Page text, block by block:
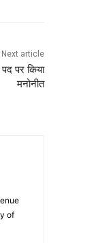
Next article
पर किया
मनोनीत
of